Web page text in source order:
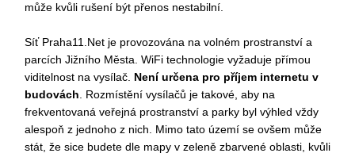
může kvůli rušení být přenos nestabilní.
Síť Praha11.Net je provozována na volném prostranství a
parcích Jižního Města. WiFi technologie vyžaduje přímou
viditelnost na vysílač. Není určena pro příjem internetu v
budovách . Rozmístění vysílačů je takové, aby na
frekventovaná veřejná prostranství a parky byl výhled vždy
alespoň z jednoho z nich. Mimo tato území se ovšem může
stát, že sice budete dle mapy v zeleně zbarvené oblasti, kvůli